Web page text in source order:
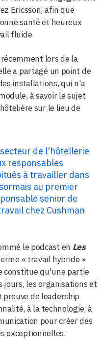
Ericsson, afin que
santé et heureux
fluide.
lors de la
a partagé un point de
installations, qui n'a
à savoir le sujet
sur le lieu de
de l'hôtellerie
responsables
à travailler dans
au premier
senior de
chez Cushman
le podcast en Les
« travail hybride »
constitue qu'une partie
jours, les organisations et
de leadership
à la technologie, à
pour créer des
exceptionnelles.